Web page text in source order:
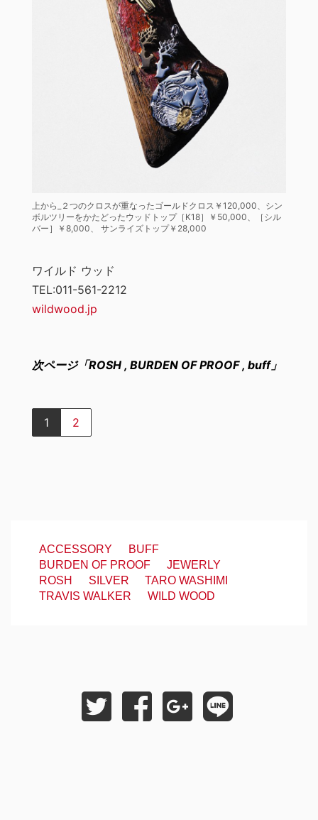
上から_２つのクロスが重なったゴールドクロス￥120,000、シン
ボルツリーをかたどったウッドトップ［K18］￥50,000、［シル
バー］￥8,000、 サンライズトップ￥28,000
ワイルド ウッド
TEL:011-561-2212
wildwood.jp
次ページ「ROSH , BURDEN OF PROOF , buff」
1 2
ACCESSORY
BUFF
BURDEN OF PROOF
JEWERLY
ROSH
SILVER
TARO WASHIMI
TRAVIS WALKER
WILD WOOD